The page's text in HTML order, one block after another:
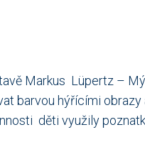
Markus Lüpertz –
barvou hýřícími obrazy
děti využily